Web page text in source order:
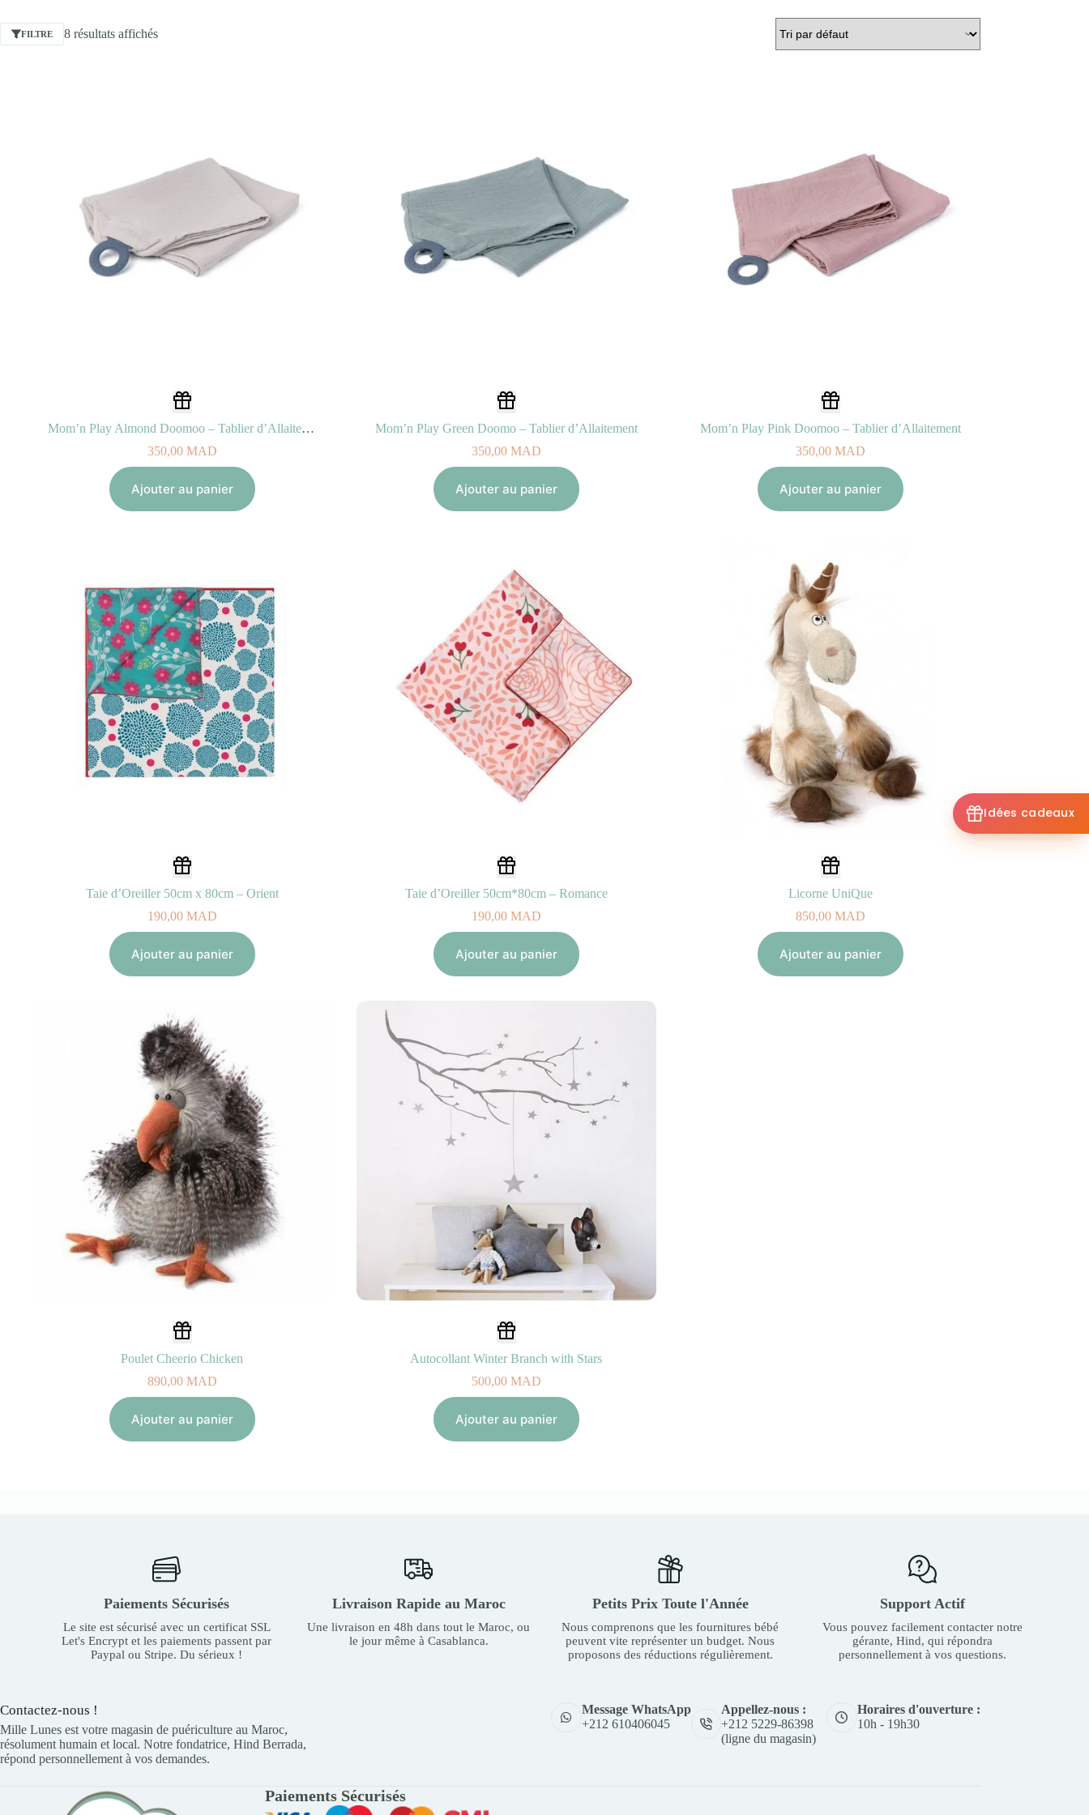
FILTRE 8 résultats affichés
Mom’n Play Almond Doomoo – Tablier d’Allaitement
350,00MAD
Ajouter au panier
Mom’n Play Green Doomo – Tablier d’Allaitement
350,00MAD
Ajouter au panier
Mom’n Play Pink Doomoo – Tablier d’Allaitement
350,00MAD
Ajouter au panier
Taie d’Oreiller 50cm x 80cm – Orient
190,00MAD
Ajouter au panier
Taie d’Oreiller 50cm*80cm – Romance
190,00MAD
Ajouter au panier
Licorne UniQue
850,00MAD
Ajouter au panier
Poulet Cheerio Chicken
890,00MAD
Ajouter au panier
Autocollant Winter Branch with Stars
500,00MAD
Ajouter au panier
Paiements Sécurisés
Le site est sécurisé avec un certificat SSL
Let's Encrypt et les paiements passent par
Paypal ou Stripe. Du sérieux !
Livraison Rapide au Maroc
Une livraison en 48h dans tout le Maroc, ou
le jour même à Casablanca.
Petits Prix Toute l'Année
Nous comprenons que les fournitures bébé
peuvent vite représenter un budget. Nous
proposons des réductions régulièrement.
Support Actif
Vous pouvez facilement contacter notre
gérante, Hind, qui répondra
personnellement à vos questions.
Contactez-nous !
Mille Lunes est votre magasin de puériculture au Maroc,
résolument humain et local. Notre fondatrice, Hind Berrada,
répond personnellement à vos demandes.
Message WhatsApp
+212 610406045
Appellez-nous :
+212 5229-86398
(ligne du magasin)
Horaires d'ouverture :
10h - 19h30
Paiements Sécurisés
Idées cadeaux